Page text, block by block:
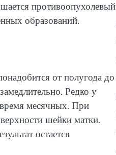
противоопухолевый
образований.
от полугода до
Редко у
месячных. При
шейки матки.
остается